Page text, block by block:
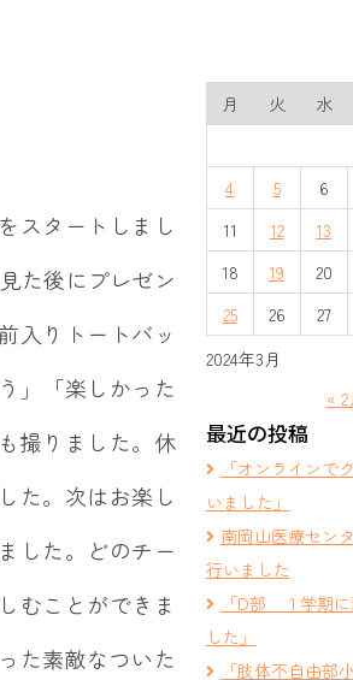
スタートしまし
た後にプレゼン
入りトートバッ
」「楽しかった
撮りました。休
た。次はお楽し
した。どのチー
むことができま
た素敵なついた
2024年3月
月 火 水
4
5 6
11
12 13
18
19 20
25
26 27
« 2
最近の投稿
「オンラインで
いました」
南岡山医療セン
行いました
「D部 １学期
した」
「肢体不自由部